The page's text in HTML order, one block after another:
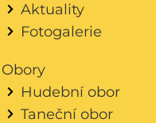
Aktuality
Fotogalerie
Obory
Hudební obor
Taneční obor